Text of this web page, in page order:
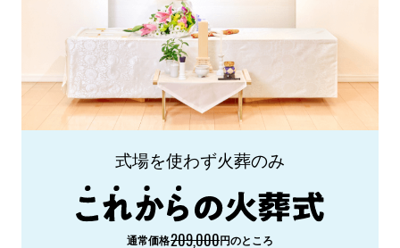
式場を使わず火葬のみ
通常価格209,000円のところ